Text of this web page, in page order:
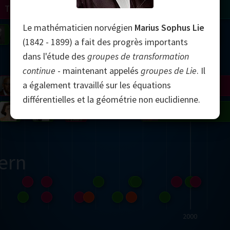
2000
Mirzakhani
Bourgain
Uhlenbeck
Penrose
Serre
Mandelbrot
Blackwell
Gardner
Turing
Le mathématicien norvégien Marius Sophus Lie
(1842 - 1899) a fait des progrès importants
dans l'étude des groupes de transformation
continue - maintenant appelés groupes de Lie. Il
a également travaillé sur les équations
différentielles et la géométrie non euclidienne.